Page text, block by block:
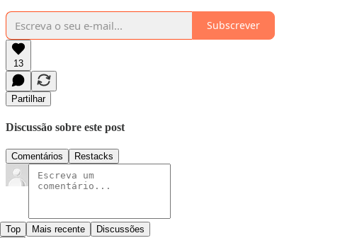
Subscrever
13
Partilhar
Discussão sobre este post
Comentários Restacks
Top Mais recente Discussões